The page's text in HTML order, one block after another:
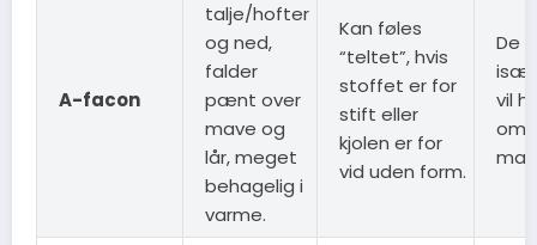
A-facon
talje/hofter
og ned,
falder
pænt over
mave og
lår, meget
behagelig i
varme.
Kan føles
“teltet”, hvis
stoffet er for
stift eller
kjolen er for
vid uden form.
De
især
vil